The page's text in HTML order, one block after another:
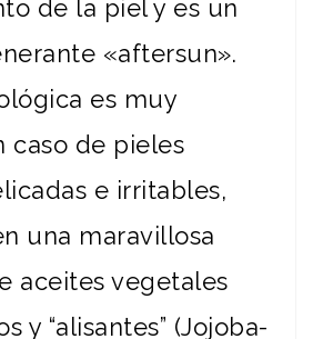
de la piel y es un
«aftersun».
es muy
caso de pieles
e irritables,
una maravillosa
aceites vegetales
y “alisantes” (Jojoba-